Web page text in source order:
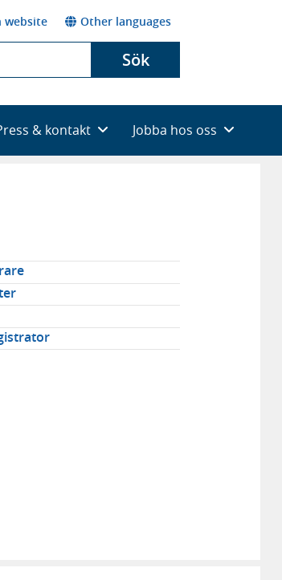
website Other languages
Sök
& kontakt Jobba hos oss